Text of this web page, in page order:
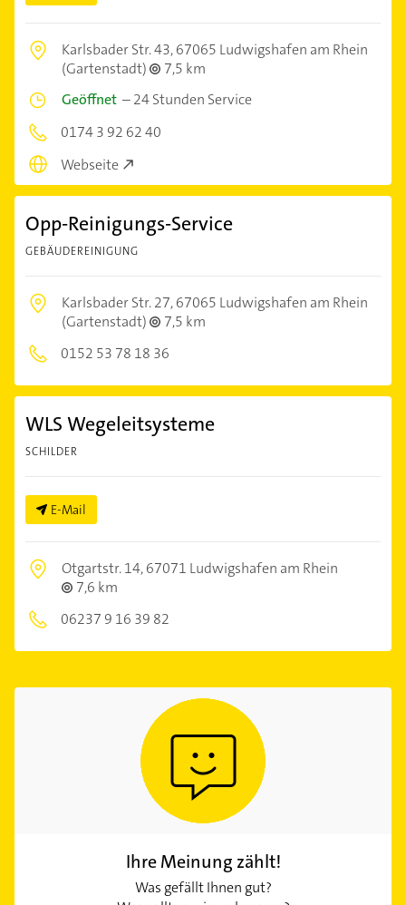
Karlsbader Str. 43,67065 Ludwigshafen am Rhein
(Gartenstadt)
7,5 km
Geöffnet –24 Stunden Service
0174 3 92 62 40
Webseite
Opp-Reinigungs-Service
GEBÄUDEREINIGUNG
Karlsbader Str. 27,67065 Ludwigshafen am Rhein
(Gartenstadt)
7,5 km
0152 53 78 18 36
WLS Wegeleitsysteme
SCHILDER
E-Mail
Otgartstr. 14,67071 Ludwigshafen am Rhein
7,6 km
06237 9 16 39 82
Ihre Meinung zählt!
Was gefällt Ihnen gut?